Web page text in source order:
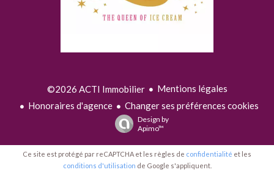
©2026 ACTI Immobilier
Mentions légales
Honoraires d'agence
Changer ses préférences cookies
Design by
Apimo™
Ce site est protégé par reCAPTCHA et les règles de confidentialité et les
conditions d'utilisation de Google s'appliquent.